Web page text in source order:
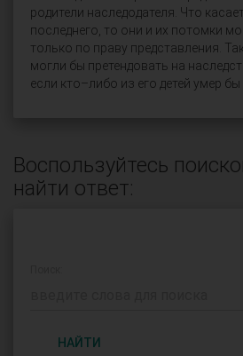
родители наследодателя. Что
последнего, то они и их потомки
только по праву представления.
могли бы претендовать на
если кто–либо из его детей умер бы
Воспользуйтесь
найти ответ:
НАЙТИ